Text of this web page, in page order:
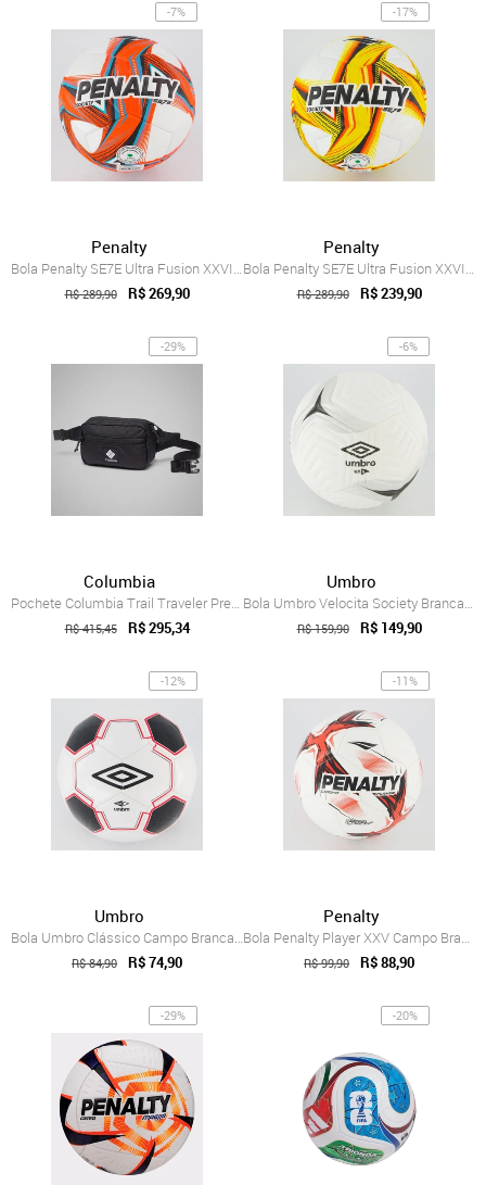
-7%
Penalty
Bola Penalty SE7E Ultra Fusion XXVI Soci...
R$ 289,90 R$ 269,90
-17%
Penalty
Bola Penalty SE7E Ultra Fusion XXVI Soci...
R$ 289,90 R$ 239,90
-29%
Columbia
Pochete Columbia Trail Traveler Preto Masculino
R$ 415,45 R$ 295,34
-6%
Umbro
Bola Umbro Velocita Society Branca e Prata
R$ 159,90 R$ 149,90
-12%
Umbro
Bola Umbro Clássico Campo Branca e Preta
R$ 84,90 R$ 74,90
-11%
Penalty
Bola Penalty Player XXV Campo Branca e Vermelha
R$ 99,90 R$ 88,90
-29% -20%